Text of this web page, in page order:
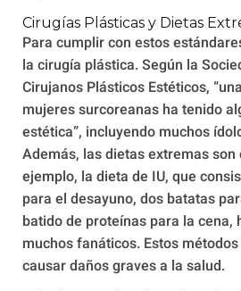
Cirugías Plásticas y Dietas
Para cumplir con estos
la cirugía plástica. Según la
Cirujanos Plásticos Estéticos,
mujeres surcoreanas ha tenido
estética”, incluyendo muchos
Además, las dietas extremas son
ejemplo, la dieta de IU, que
para el desayuno, dos batatas
batido de proteínas para la cena,
muchos fanáticos. Estos
causar daños graves a la salud.